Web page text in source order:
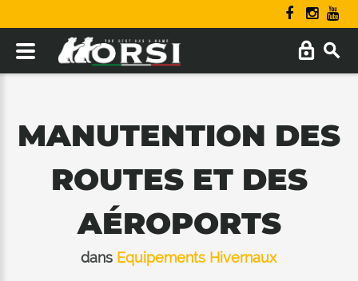
MANUTENTION DES
ROUTES ET DES
AÉROPORTS
dans Equipements Hivernaux